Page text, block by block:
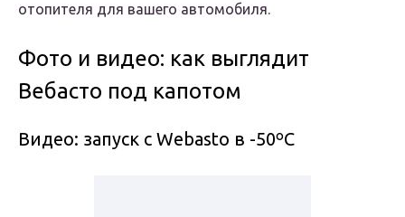
отопителя для вашего автомобиля.
Фото и видео: как выглядит
Вебасто под капотом
Видео: запуск с Webasto в -50ºC